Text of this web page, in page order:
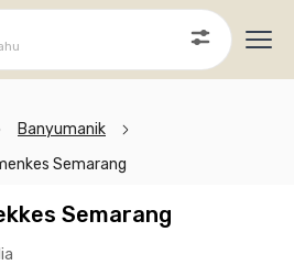
Banyumanik
Semarang
Semarang